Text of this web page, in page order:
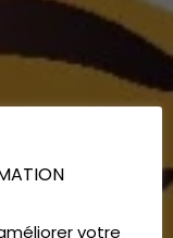
votre